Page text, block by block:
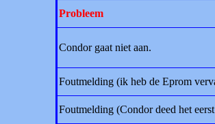
Probleem
Condor gaat niet aan.
Foutmelding (ik heb de Eprom
Foutmelding (Condor deed het